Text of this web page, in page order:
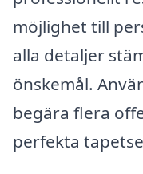
möjlighet till
alla detaljer
önskemål.
begära flera
perfekta